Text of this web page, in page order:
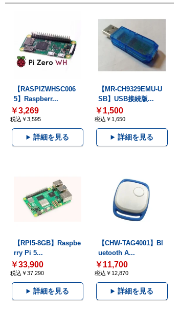
【RASPIZWHSC006
5】Raspberr...
￥3,269
税込￥3,595
詳細を見る
【MR-CH9329EMU-U
SB】USB接続版...
￥1,500
税込￥1,650
詳細を見る
【RPI5-8GB】Raspbe
rry Pi 5...
￥33,900
税込￥37,290
詳細を見る
【CHW-TAG4001】Bl
uetooth A...
￥11,700
税込￥12,870
詳細を見る